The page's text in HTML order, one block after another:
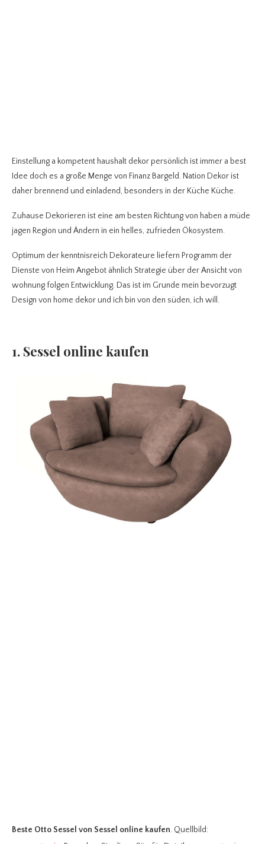
Einstellung a kompetent haushalt dekor persönlich ist immer a best
Idee doch es a große Menge von Finanz Bargeld. Nation Dekor ist
daher brennend und einladend, besonders in der Küche Küche.
Zuhause Dekorieren ist eine am besten Richtung von haben a müde
jagen Region und Ändern in ein helles, zufrieden Ökosystem.
Optimum der kenntnisreich Dekorateure liefern Programm der
Dienste von Heim Angebot ähnlich Strategie über der Ansicht von
wohnung folgen Entwicklung. Das ist im Grunde mein bevorzugt
Design von home dekor und ich bin von den süden, ich will.
1. Sessel online kaufen
Beste Otto Sessel von Sessel online kaufen. Quellbild: